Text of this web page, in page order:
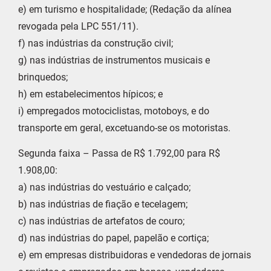
e) em turismo e hospitalidade; (Redação da alínea
revogada pela LPC 551/11).
f) nas indústrias da construção civil;
g) nas indústrias de instrumentos musicais e
brinquedos;
h) em estabelecimentos hípicos; e
i) empregados motociclistas, motoboys, e do
transporte em geral, excetuando-se os motoristas.
Segunda faixa – Passa de R$ 1.792,00 para R$
1.908,00:
a) nas indústrias do vestuário e calçado;
b) nas indústrias de fiação e tecelagem;
c) nas indústrias de artefatos de couro;
d) nas indústrias do papel, papelão e cortiça;
e) em empresas distribuidoras e vendedoras de jornais